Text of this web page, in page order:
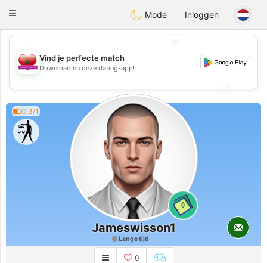
Maroc Dating
Toggle
Mode Inloggen
💖
💕
💕
Vind je perfecte match
Download nu onze dating-app!
0.3/1
0
Jameswisson1
Lange tijd
0